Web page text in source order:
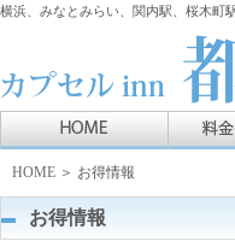
横浜、みなとみらい、関内駅、桜木町
HOME ＞ お得情報
お得情報